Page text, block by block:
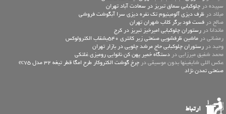
سپیده در چلوکبابی سماق تبریز در سعادت آباد تهران
میلاد در ظرف دیزی آلومینیوم تک نفره دیزی سرا آبگوشت فروشی
صالح در فست فود برگر کلاب شهران تهران
ماندانا در رستوران چلوکبابی امیرخیز تبریز در کرج
رمضانی در ماشین ظرفشویی صنعتی زیر کانتری 540بشقاب الکترولوکس
وحید در رستوران چلوکبابی حاج مرشد چلویی در بازار تهران
محمد شفیق میرزایی در دستگاه خمیر پهن کن نانوایی رومیزی غلتکی
عكس اللي شايفينها بدون موسيقى در
چرخ گوشت الکتروکار طرح امگا قطر تیغه 32 مدل ec75
صنعتی تمدن نژاد
ارتباط